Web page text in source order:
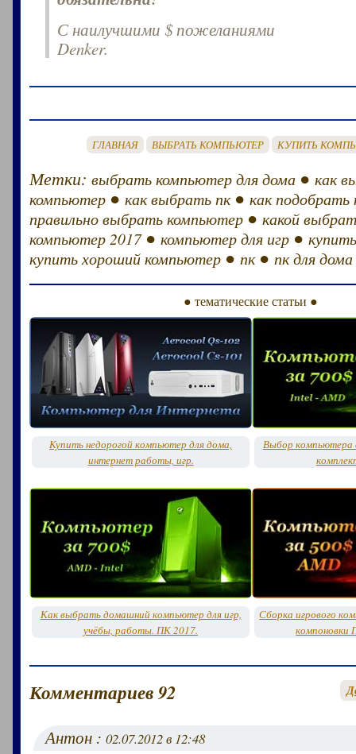
С наилучшими $ пожеланиями
Denker.
ГЛАВНАЯ ВЫБРАТЬ КОМПЬЮТЕР КУПИТЬ
Метки:выбрать компьютер для дома ●как
компьютер ●как выбрать пк ●как
правильно выбрать компьютер ●какой
компьютер 2017 ●компьютер для игр ●
купить хороший компьютер ●пк ●пк для дома
● тематические статьи ●
Купить недорогой компьютер для дома,
интернет работы, игр.
Выбор компьютера
Как выбрать домашний компьютер для игр,
учёбы, работы. ПК 2017.
Сборка игрового
Комментариев 92
Антон :02.07.2012 в 12:48